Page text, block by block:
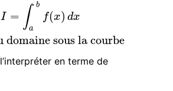
I = ∫ b
a
f(x) dx
domaine sous la courbe
aire du domaine sous la courbe
en terme de